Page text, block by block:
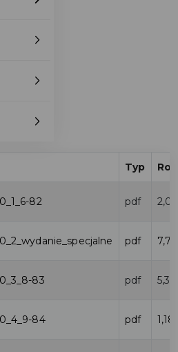
Typ
82 pdf
pdf
83 pdf
84 pdf